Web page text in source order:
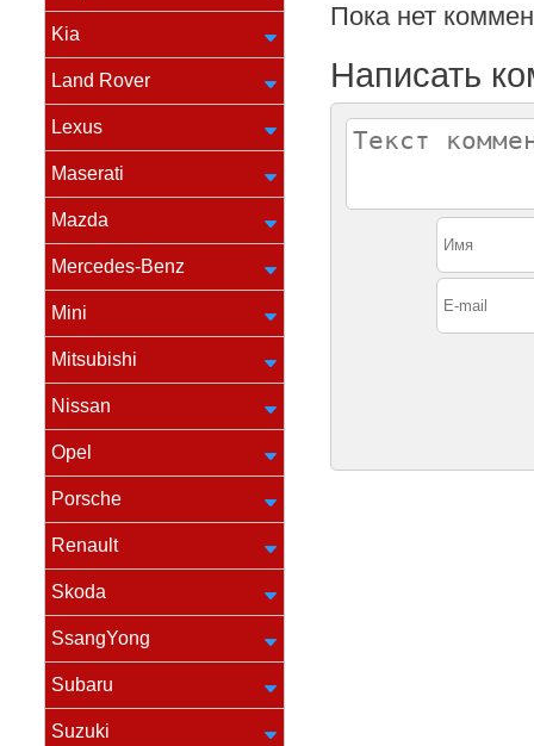
Kia
Land Rover
Lexus
Maserati
Mazda
Mercedes-Benz
Mini
Mitsubishi
Nissan
Opel
Porsche
Renault
Skoda
SsangYong
Subaru
Suzuki
Пока нет
Написать